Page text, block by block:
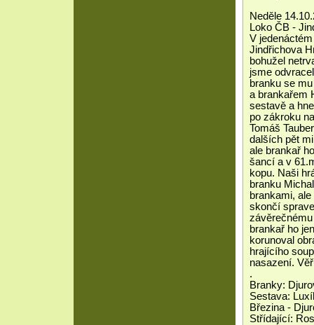
Neděle
Loko ČB -
V
Jindřichova
bohužel
jsme
branku se
a brankařem
sestavě a
po zákroku
Tomáš
dalších pět
ale brankař
šancí a v
kopu. Naši
branku
brankami,
skončí
brankař ho
korunoval
hrajícího
nasazení.
.
Branky:
Sestava:
Březina -
Střídající: